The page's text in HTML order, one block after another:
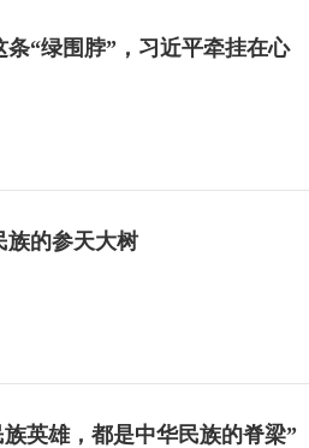
条“绿围脖”，习近平牵挂在心
族的参天大树
英雄，都是中华民族的脊梁”